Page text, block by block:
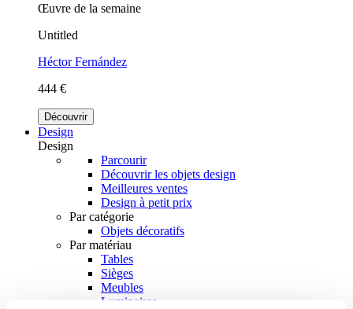
Œuvre de la semaine
Untitled
Héctor Fernández
444 €
Découvrir
Design
Design
Parcourir
Découvrir les objets design
Meilleures ventes
Design à petit prix
Par catégorie
Objets décoratifs
Par matériau
Tables
Sièges
Meubles
Luminaires